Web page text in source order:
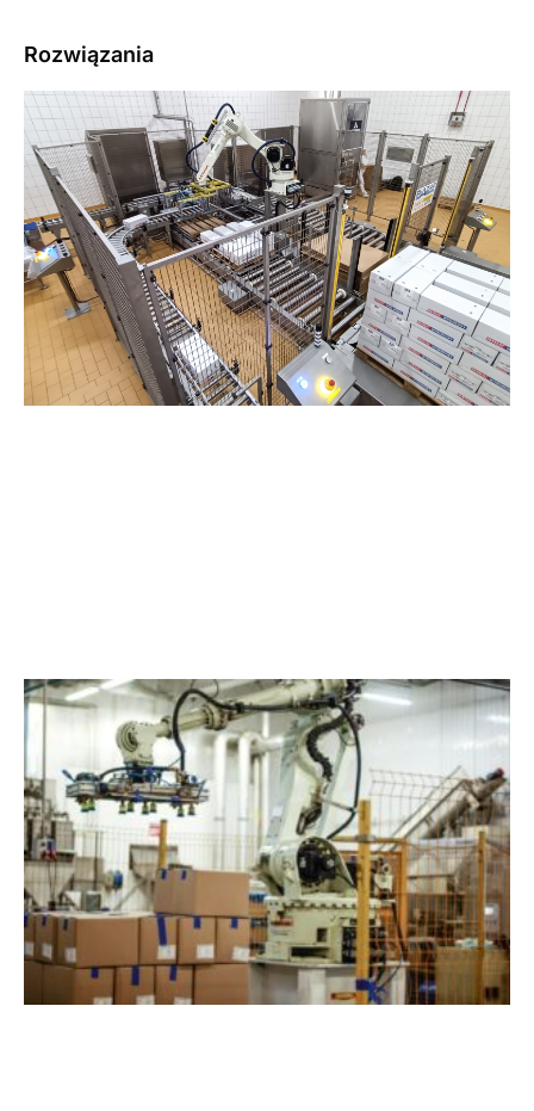
Rozwiązania